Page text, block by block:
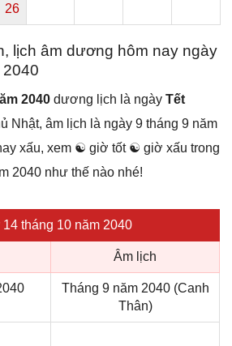
26
lịch âm dương hôm nay ngày
2040 dương lịch là ngày Tết
Nhật, âm lịch là ngày 9 tháng 9 năm
xấu, xem ☯ giờ tốt ☯ giờ xấu trong
2040 như thế nào nhé!
14 tháng 10 năm 2040
Âm lịch
Tháng 9 năm 2040 (Canh
Thân)